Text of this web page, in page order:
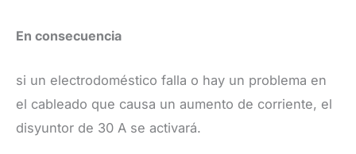
​En consecuencia
si un electrodoméstico falla o hay un problema en
el cableado que causa un aumento de corriente, el
disyuntor de 30 A se activará.